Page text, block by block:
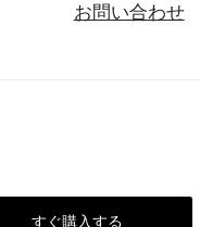
お問い合わせ
すぐ購入する